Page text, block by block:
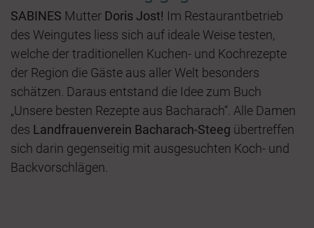
SABINES Mutter Doris Jost! Im Restaurantbetrieb
des Weingutes liess sich auf ideale Weise testen,
welche der traditionellen Kuchen- und Kochrezepte
der Region die Gäste aus aller Welt besonders
schätzen. Daraus entstand die Idee zum Buch
„Unsere besten Rezepte aus Bacharach“. Alle Damen
des Landfrauenverein Bacharach-Steeg übertreffen
sich darin gegenseitig mit ausgesuchten Koch- und
Backvorschlägen.